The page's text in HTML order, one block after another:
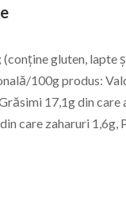
gluten, lapte
100g produs:
17,1g din care
care zaharuri 1,6g,